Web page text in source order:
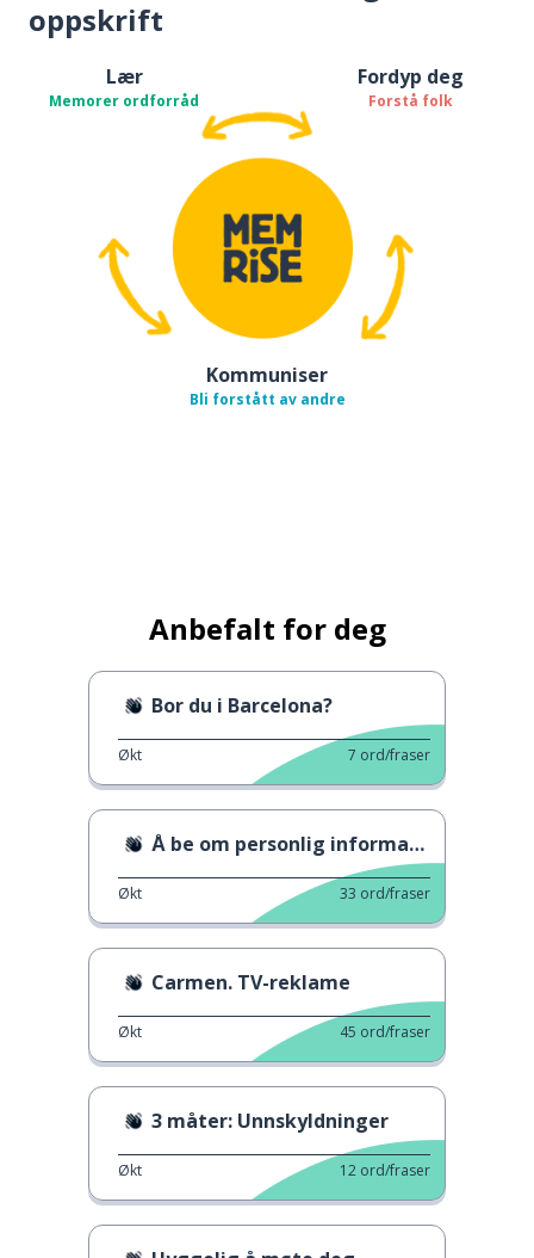
oppskrift
Lær
Memorer ordforråd
Fordyp deg
Forstå folk
Kommuniser
Bli forstått av andre
Anbefalt for deg
Bor du i Barcelona?
Økt 7 ord/fraser
Å be om personlig informasjon
Økt 33 ord/fraser
Carmen. TV-reklame
Økt 45 ord/fraser
3 måter: Unnskyldninger
Økt 12 ord/fraser